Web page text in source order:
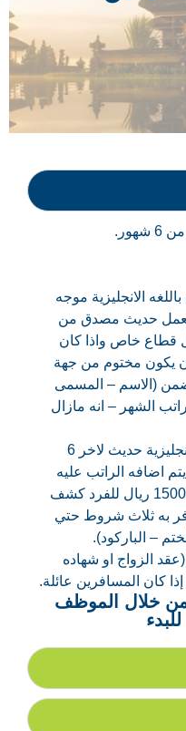
الانجليزية موجه
حديث مصدق من
قطاع خاص واذا كان
يكون مختوم من جهة
(الاسم – المسمى
الشهر – انه مازال
كشف حساب بنكى باللغه الانجليزية حديث لاخر 6
اضافه الراتب عليه
وبه رصيد اقفال لا يقل عن 15000 ريال للفرد كشف
به ثلاث شروط حتي
– الباركود).
الزواج او شهاده
إذا كان المسافرين عائلة.
خلال الموظف